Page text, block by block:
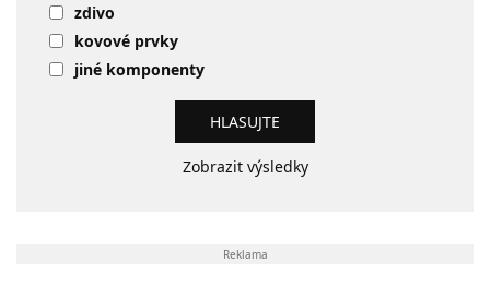
zdivo
kovové prvky
jiné komponenty
Zobrazit výsledky
Reklama